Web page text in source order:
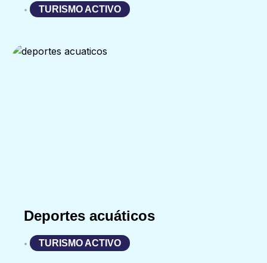
• TURISMO ACTIVO
Deportes acuáticos
• TURISMO ACTIVO